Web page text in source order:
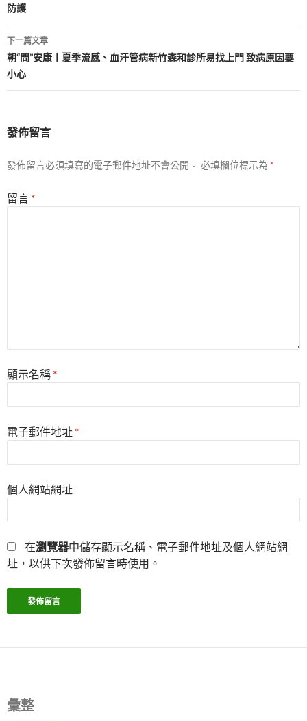
導
覽
防護
下一篇文章
朝“問”安康丨夏季流感、血汗管病新竹森和診所易找上門 致病原因要
小心
發佈留言
發佈留言必須填寫的電子郵件地址不會公開。 必填欄位標示為 *
留言 *
顯示名稱 *
電子郵件地址 *
個人網站網址
在瀏覽器中儲存顯示名稱、電子郵件地址及個人網站網
址，以供下次發佈留言時使用。
彙整